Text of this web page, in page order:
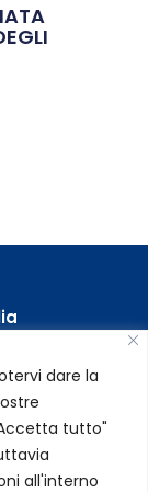
dare la
tutto"
all'interno